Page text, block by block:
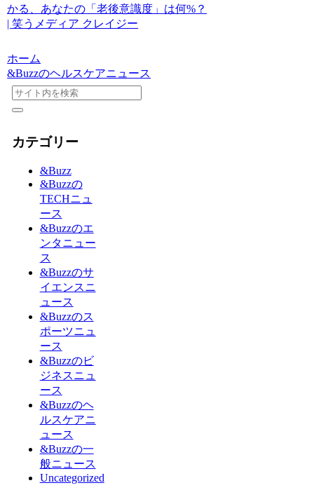
かる、あなたの「老後意識度」は何%？
| 笑うメディア クレイジー
ホーム
&Buzzのヘルスケアニュース
カテゴリー
&Buzz
&Buzzの
TECHニュ
ース
&Buzzのエ
ンタニュー
ス
&Buzzのサ
イエンスニ
ュース
&Buzzのス
ポーツニュ
ース
&Buzzのビ
ジネスニュ
ース
&Buzzのヘ
ルスケアニ
ュース
&Buzzの一
般ニュース
Uncategorized